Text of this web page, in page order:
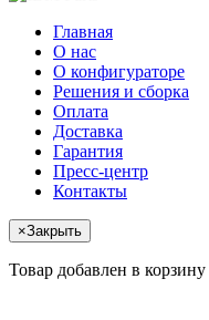
Главная
О нас
О конфигураторе
Решения и сборка
Оплата
Доставка
Гарантия
Пресс-центр
Контакты
×Закрыть
Товар добавлен в корзину